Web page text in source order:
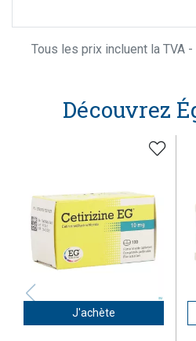
Tous les prix incluent la TVA
Découvrez
J'achète